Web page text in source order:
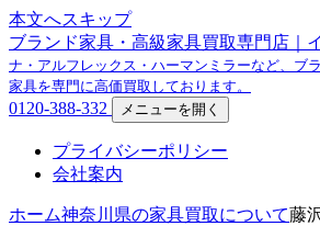
本文へスキップ
ブランド家具・高級家具買取専門店｜
ナ・アルフレックス・ハーマンミラーなど、ブ
家具を専門に高価買取しております。
0120-388-332 メニューを開く
プライバシーポリシー
会社案内
ホーム神奈川県の家具買取について藤